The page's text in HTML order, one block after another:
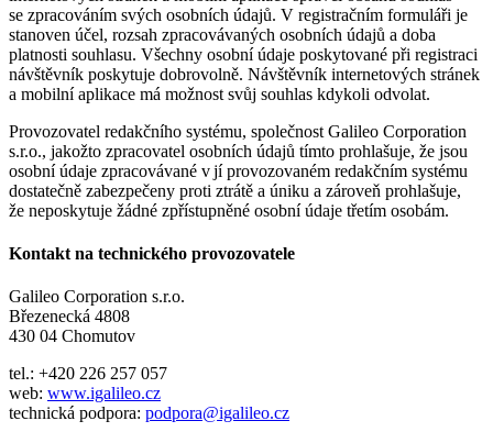
se zpracováním svých osobních údajů. V registračním formuláři je
stanoven účel, rozsah zpracovávaných osobních údajů a doba
platnosti souhlasu. Všechny osobní údaje poskytované při registraci
návštěvník poskytuje dobrovolně. Návštěvník internetových stránek
a mobilní aplikace má možnost svůj souhlas kdykoli odvolat.
Provozovatel redakčního systému, společnost Galileo Corporation
s.r.o., jakožto zpracovatel osobních údajů tímto prohlašuje, že jsou
osobní údaje zpracovávané v jí provozovaném redakčním systému
dostatečně zabezpečeny proti ztrátě a úniku a zároveň prohlašuje,
že neposkytuje žádné zpřístupněné osobní údaje třetím osobám.
Kontakt na technického provozovatele
Galileo Corporation s.r.o.
Březenecká 4808
430 04 Chomutov
tel.: +420 226 257 057
web: www.igalileo.cz
technická podpora: podpora@igalileo.cz